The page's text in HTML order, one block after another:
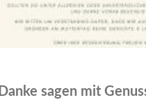
Danke sagen mit